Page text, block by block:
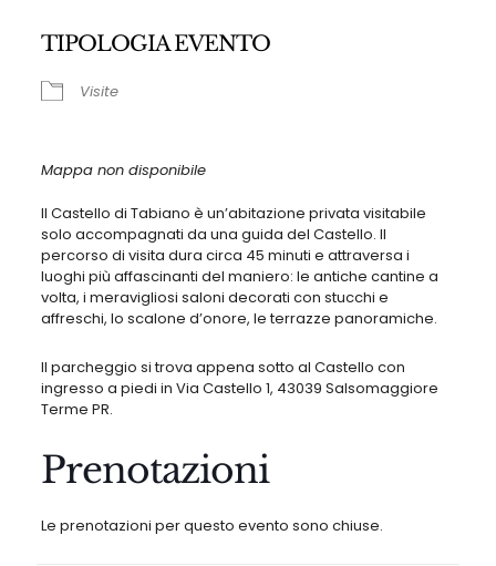
TIPOLOGIA EVENTO
Visite
Mappa non disponibile
Il Castello di Tabiano è un’abitazione privata visitabile
solo accompagnati da una guida del Castello. Il
percorso di visita dura circa 45 minuti e attraversa i
luoghi più affascinanti del maniero: le antiche cantine a
volta, i meravigliosi saloni decorati con stucchi e
affreschi, lo scalone d’onore, le terrazze panoramiche.
Il parcheggio si trova appena sotto al Castello con
ingresso a piedi in Via Castello 1, 43039 Salsomaggiore
Terme PR.
Prenotazioni
Le prenotazioni per questo evento sono chiuse.